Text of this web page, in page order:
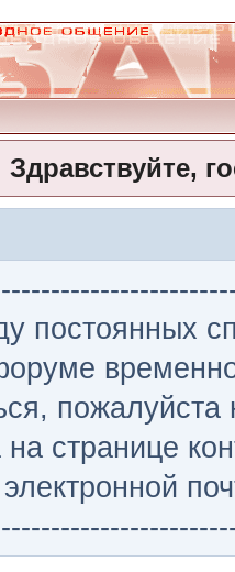
Здравствуйте,
постоянных
странице